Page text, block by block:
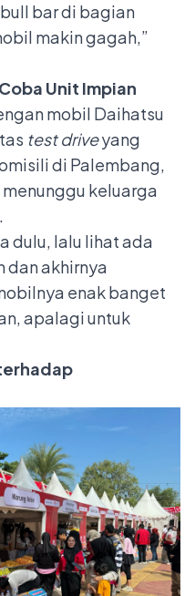
bar di bagian
makin gagah,”
Unit Impian
mobil Daihatsu
test driveyang
di Palembang,
keluarga
dulu, lalu lihat ada
dan akhirnya
enak banget
apalagi untuk